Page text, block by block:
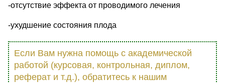
-отсутствие эффекта от проводимого лечения
-ухудшение состояния плода
Если Вам нужна помощь с академической
работой (курсовая, контрольная, диплом,
реферат и т.д.), обратитесь к нашим